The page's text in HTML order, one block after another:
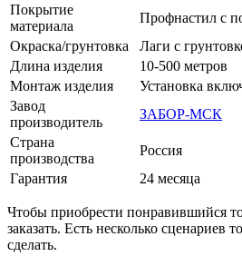
Покрытие
материала
Профнастил с
Окраска/грунтовка
Лаги с
Длина изделия
10-500 метров
Монтаж изделия
Установка
Завод
производитель
ЗАБОР-МСК
Страна
производства
Россия
Гарантия
24 месяца
Чтобы приобрести понравившийся
заказать. Есть несколько сценариев
сделать.